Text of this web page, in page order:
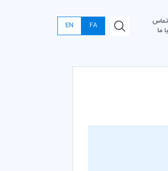
تماس
با ما
FA
EN